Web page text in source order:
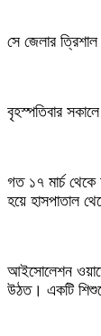
সে জেলার
বৃহস্পতিবার
গত ১৭ মার্চ
হয়ে হাসপাতাল
আইসোলেশন
উঠত। একটি